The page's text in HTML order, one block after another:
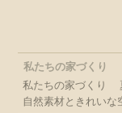
私たちの家づくり
私たちの家づくり
自然素材ときれいな